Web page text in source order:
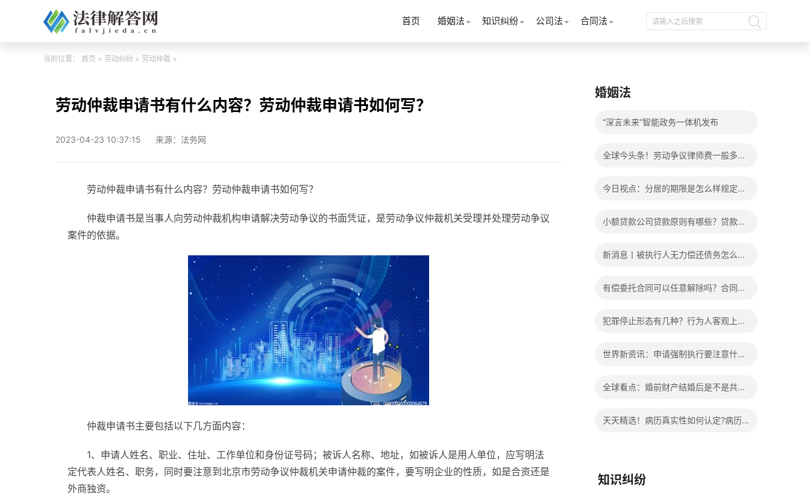
首页 婚姻法 知识纠纷 公司法 合同法
当前位置： 首页 > 劳动纠纷 > 劳动仲裁 >
劳动仲裁申请书有什么内容？劳动仲裁申请书如何写？
2023-04-23 10:37:15 来源：法务网
劳动仲裁申请书有什么内容？劳动仲裁申请书如何写？
仲裁申请书是当事人向劳动仲裁机构申请解决劳动争议的书面凭证，是劳动争议仲裁机关受理并处理劳动争议
案件的依据。
仲裁申请书主要包括以下几方面内容：
1、申请人姓名、职业、住址、工作单位和身份证号码；被诉人名称、地址，如被诉人是用人单位，应写明法
定代表人姓名、职务，同时要注意到北京市劳动争议仲裁机关申请仲裁的案件，要写明企业的性质，如是合资还是
外商独资。
婚姻法
“深言未来”智能政务一体机发布
全球今头条！劳动争议律师费一般多少
今日视点：分居的期限是怎么样规定
小额贷款公司贷款原则有哪些？贷款不
新消息丨被执行人无力偿还债务怎么
有偿委托合同可以任意解除吗？合同无
犯罪停止形态有几种？行为人客观上实
世界新资讯：申请强制执行要注意什么
全球看点：婚前财产结婚后是不是共同
天天精选！病历真实性如何认定?病历
知识纠纷